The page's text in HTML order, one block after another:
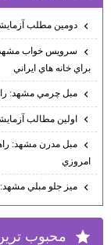
دومین مطلب
سرويس خواب مشهد:
براي خانه هاي ايراني
مبل چرمي مشهد:
اولین مطالب
مبل مدرن مشهد:
امروزي
ميز جلو مبلي مشهد:
محبوب